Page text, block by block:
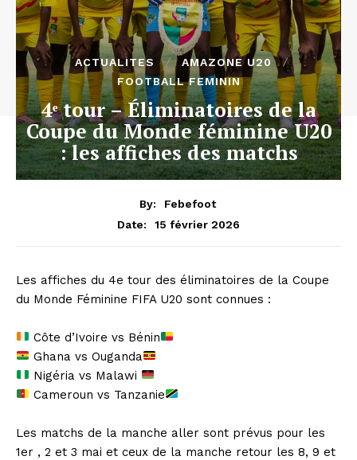
ACTUALITES
AMAZONE U20
FOOTBALL FEMININ
4ᵉ tour – Éliminatoires de la
Coupe du Monde féminine U20
: les affiches des matchs
By:
Febefoot
Date:
15 février 2026
‎Les affiches du 4e tour des éliminatoires de la Coupe
du Monde Féminine FIFA U20 sont connues :
Côte d’Ivoire vs Bénin
Ghana vs Ouganda
Nigéria vs Malawi
Cameroun vs Tanzanie
‎Les matchs de la manche aller sont prévus pour les
1er , 2 et 3 mai et ceux de la manche retour les 8, 9 et